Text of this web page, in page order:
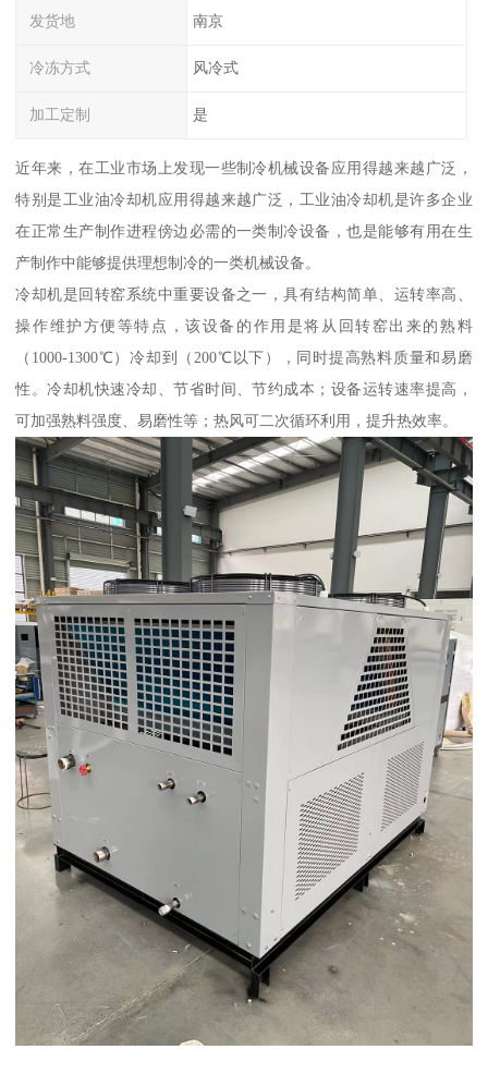
发货地 南京
冷冻方式 风冷式
加工定制 是
近年来，在工业市场上发现一些制冷机械设备应用得越来越广泛，
特别是工业油冷却机应用得越来越广泛，工业油冷却机是许多企业
在正常生产制作进程傍边必需的一类制冷设备，也是能够有用在生
产制作中能够提供理想制冷的一类机械设备。
冷却机是回转窑系统中重要设备之一，具有结构简单、运转率高、
操作维护方便等特点，该设备的作用是将从回转窑出来的熟料
（1000-1300℃）冷却到（200℃以下），同时提高熟料质量和易磨
性。冷却机快速冷却、节省时间、节约成本；设备运转速率提高，
可加强熟料强度、易磨性等；热风可二次循环利用，提升热效率。